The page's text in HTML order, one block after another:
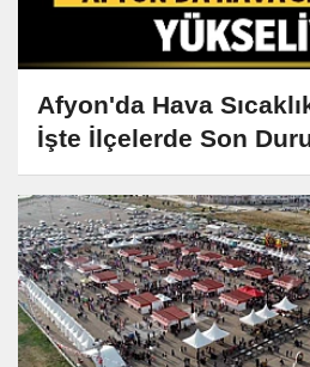
Afyon'da Hava
İşte İlçelerde Son